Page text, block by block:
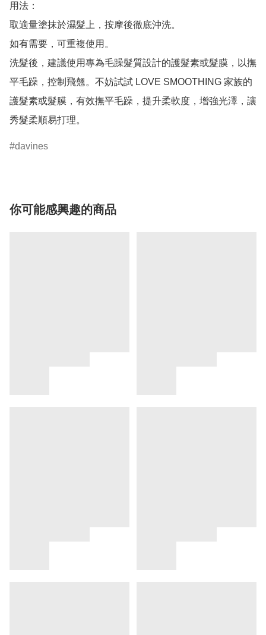
用法：
取適量塗抹於濕髮上，按摩後徹底沖洗。
如有需要，可重複使用。
洗髮後，建議使用專為毛躁髮質設計的護髮素或髮膜，以撫
平毛躁，控制飛翹。不妨試試 LOVE SMOOTHING 家族的
護髮素或髮膜，有效撫平毛躁，提升柔軟度，增強光澤，讓
davines
你可能感興趣的商品